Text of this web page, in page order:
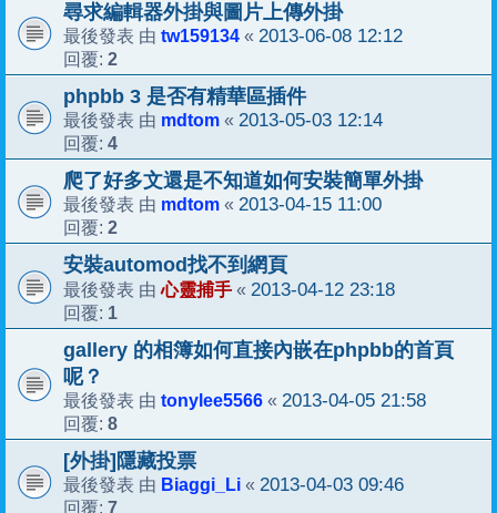
尋求編輯器外掛與圖片上傳外掛
最後發表 由 tw159134 « 2013-06-08 12:12
回覆: 2
phpbb 3 是否有精華區插件
最後發表 由 mdtom « 2013-05-03 12:14
回覆: 4
爬了好多文還是不知道如何安裝簡單外掛
最後發表 由 mdtom « 2013-04-15 11:00
回覆: 2
安裝automod找不到網頁
最後發表 由心靈捕手 « 2013-04-12 23:18
回覆: 1
gallery 的相簿如何直接內嵌在phpbb的首頁
呢？
最後發表 由 tonylee5566 « 2013-04-05 21:58
回覆: 8
[外掛]隱藏投票
最後發表 由 Biaggi_Li « 2013-04-03 09:46
回覆: 7